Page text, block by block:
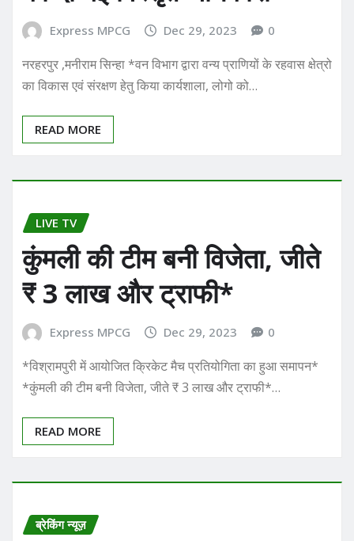
Express MPCG Dec 29, 2023 0
नरहरपुर ,मनीराम सिन्हा *वन विभाग द्वारा वन्य प्राणियों के रहवास क्षेत्रो
का विकास एवं संरक्षण हेतु किया कार्यशाला, लोगो को…
READ MORE
LIVE TV
कुंमली की टीम बनी विजेता, जीते
₹ 3 लाख और ट्राफी*
Express MPCG Dec 29, 2023 0
*विश्रामपुरी में आयोजित क्रिकेट मैच प्रतियोगिता का हुआ समापन*
*कुंमली की टीम बनी विजेता, जीते ₹ 3 लाख और ट्राफी*…
READ MORE
ब्रेकिंग न्यूज़